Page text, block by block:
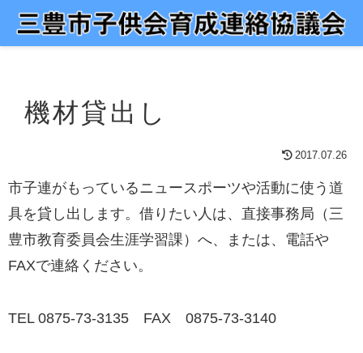
機材貸出し
2017.07.26
市子連がもっているニュースポーツや活動に使う道
具を貸し出します。借りたい人は、直接事務局（三
豊市教育委員会生涯学習課）へ、または、電話や
FAXで連絡ください。
TEL 0875-73-3135 FAX 0875-73-3140